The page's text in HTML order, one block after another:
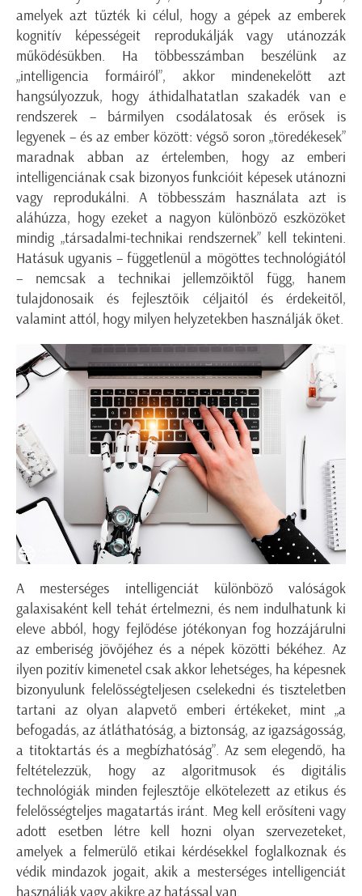
amelyek azt tűzték ki célul, hogy a gépek az emberek
kognitív képességeit reprodukálják vagy utánozzák
működésükben. Ha többesszámban beszélünk az
„intelligencia formáiról”, akkor mindenekelőtt azt
hangsúlyozzuk, hogy áthidalhatatlan szakadék van e
rendszerek – bármilyen csodálatosak és erősek is
legyenek – és az ember között: végső soron „töredékesek”
maradnak abban az értelemben, hogy az emberi
intelligenciának csak bizonyos funkcióit képesek utánozni
vagy reprodukálni. A többesszám használata azt is
aláhúzza, hogy ezeket a nagyon különböző eszközöket
mindig „társadalmi-technikai rendszernek” kell tekinteni.
Hatásuk ugyanis – függetlenül a mögöttes technológiától
– nemcsak a technikai jellemzőiktől függ, hanem
tulajdonosaik és fejlesztőik céljaitól és érdekeitől,
valamint attól, hogy milyen helyzetekben használják őket.
A mesterséges intelligenciát különböző valóságok
galaxisaként kell tehát értelmezni, és nem indulhatunk ki
eleve abból, hogy fejlődése jótékonyan fog hozzájárulni
az emberiség jövőjéhez és a népek közötti békéhez. Az
ilyen pozitív kimenetel csak akkor lehetséges, ha képesnek
bizonyulunk felelősségteljesen cselekedni és tiszteletben
tartani az olyan alapvető emberi értékeket, mint „a
befogadás, az átláthatóság, a biztonság, az igazságosság,
a titoktartás és a megbízhatóság”. Az sem elegendő, ha
feltételezzük, hogy az algoritmusok és digitális
technológiák minden fejlesztője elkötelezett az etikus és
felelősségteljes magatartás iránt. Meg kell erősíteni vagy
adott esetben létre kell hozni olyan szervezeteket,
amelyek a felmerülő etikai kérdésekkel foglalkoznak és
védik mindazok jogait, akik a mesterséges intelligenciát
használják vagy akikre az hatással van.